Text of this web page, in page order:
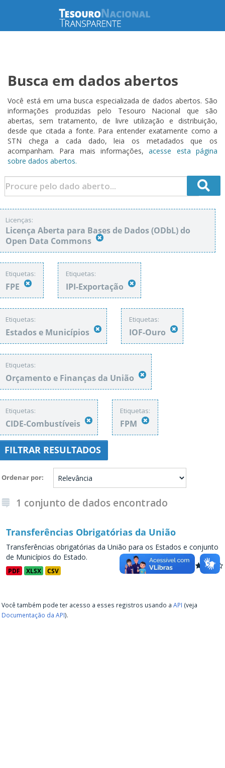
Busca em dados abertos
Você está em uma busca especializada de dados abertos. São
informações produzidas pelo Tesouro Nacional que são
abertas, sem tratamento, de livre utilização e distribuição,
desde que citada a fonte. Para entender exatamente como a
STN chega a cada dado, leia os metadados que os
acompanham. Para mais informações,acesse esta página
sobre dados abertos.
Licenças:
Licença Aberta para Bases de Dados (ODbL) do
Open Data Commons
Etiquetas:
FPE
Etiquetas:
IPI-Exportação
Etiquetas:
Estados e Municípios
Etiquetas:
IOF-Ouro
Etiquetas:
Orçamento e Finanças da União
Etiquetas:
CIDE-Combustíveis
Etiquetas:
FPM
FILTRAR RESULTADOS
Ordenar por
1 conjunto de dados encontrado
Transferências Obrigatórias da União
Transferências obrigatórias da União para os Estados e conjunto
de Municípios do Estado.
PDF XLSX CSV
Você também pode ter acesso a esses registros usando a API (veja
Documentação da API).